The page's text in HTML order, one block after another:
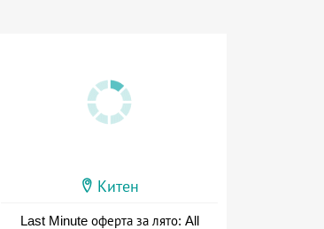
Китен
Last Minute оферта за лято: All